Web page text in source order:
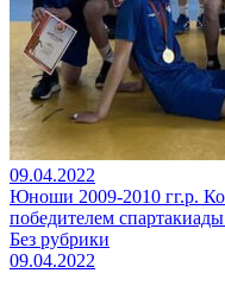
09.04.2022
Юноши 2009-2010 гг.р.
победителем
Без рубрики
09.04.2022